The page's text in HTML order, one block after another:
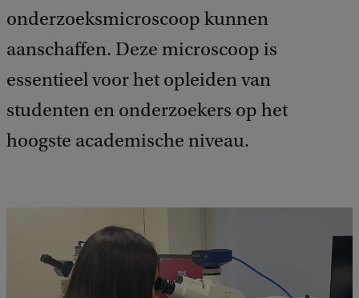
onderzoeksmicroscoop kunnen
aanschaffen. Deze microscoop is
essentieel voor het opleiden van
studenten en onderzoekers op het
hoogste academische niveau.